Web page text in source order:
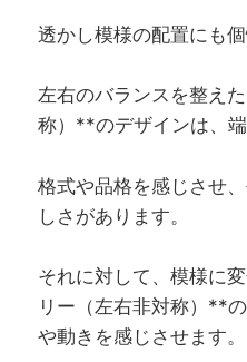
透かし模様の配置にも個
左右のバランスを整え
称）**のデザインは、
格式や品格を感じさせ
しさがあります。
それに対して、模様に
リー（左右非対称）**
や動きを感じさせます。